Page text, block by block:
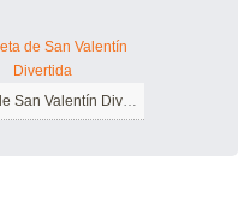
Tarjeta de San Valentín Divertida